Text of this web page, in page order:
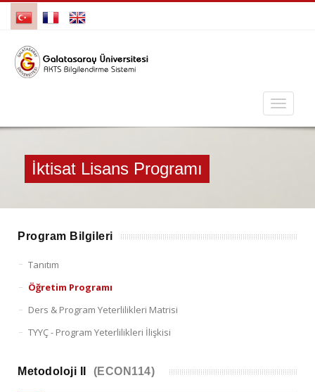
İktisat Lisans Programı
Program Bilgileri
Tanıtım
Öğretim Programı
Ders & Program Yeterlilikleri Matrisi
TYYÇ - Program Yeterlilikleri İlişkisi
Metodoloji II (ECON114)